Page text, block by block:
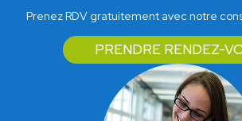
Prenez RDV gratuitement avec notre
PRENDRE RENDEZ-